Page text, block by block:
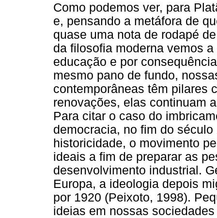
Como podemos ver, para
e, pensando a metáfora de
quase uma nota de rodapé
da filosofia moderna vemos
educação e por
mesmo pano de fundo,
contemporâneas têm pilares
renovações, elas continuam
Para citar o caso do
democracia, no fim do
historicidade, o movimento
ideais a fim de preparar as
desenvolvimento industrial.
Europa, a ideologia depois
por 1920 (Peixoto, 1998).
ideias em nossas